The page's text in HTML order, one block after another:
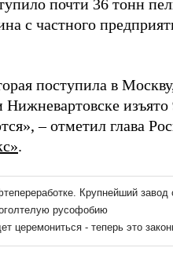
почти 36 тонн
с частного
поступила в
изъято
–отметил глава
.